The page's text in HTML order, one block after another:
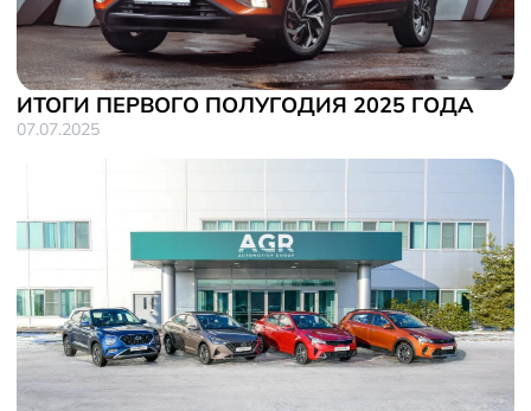
ИТОГИ ПЕРВОГО ПОЛУГОДИЯ 2025 ГОДА
07.07.2025